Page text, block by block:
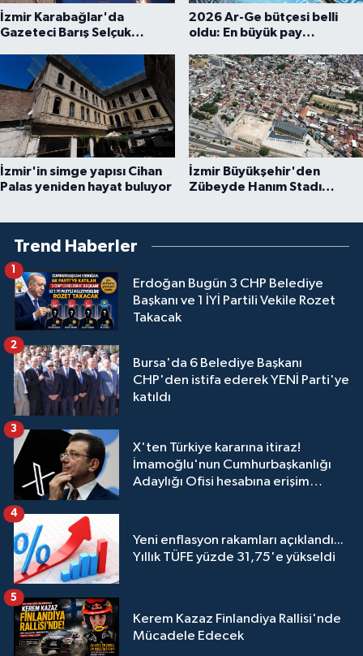
İzmir Karabağlar'da
Gazeteci Barış Selçuk
2026 Ar-Ge bütçesi belli
oldu: En büyük pay
İzmir'in simge yapısı Cihan
Palas yeniden hayat buluyor
İzmir Büyükşehir'den
Zübeyde Hanım Stadı
Trend Haberler
Erdoğan Bugün 3 CHP Belediye
Başkanı ve 1 İYİ Partili Vekile Rozet
Takacak
1
Bursa'da 6 Belediye Başkanı
CHP'den istifa ederek YENİ Parti'ye
katıldı
2
X'ten Türkiye kararına itiraz!
İmamoğlu'nun Cumhurbaşkanlığı
Adaylığı Ofisi hesabına erişim
3
Yeni enflasyon rakamları açıklandı...
Yıllık TÜFE yüzde 31,75'e yükseldi
4
Kerem Kazaz Finlandiya Rallisi'nde
Mücadele Edecek
5